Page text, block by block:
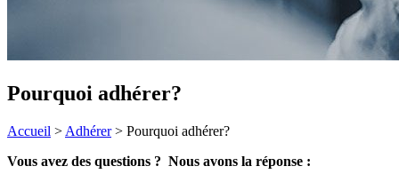
Pourquoi adhérer?
Accueil > Adhérer> Pourquoi adhérer?
Vous avez des questions ? Nous avons la réponse :